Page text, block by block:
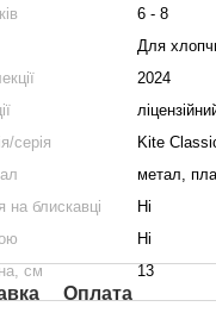
6 - 8
Для
2024
серія
Kite
метал,
на блискавці
Ні
Ні
см
13
Оплата